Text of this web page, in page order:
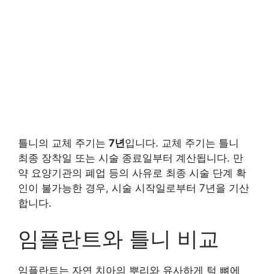
틀니의 교체 주기는 7년입니다. 교체 주기는 틀니
최종 장착일 또는 시술 종료일부터 계산됩니다. 만
약 요양기관의 폐업 등의 사유로 최종 시술 단계 확
인이 불가능한 경우, 시술 시작일로부터 7년을 기산
합니다.
임플란트와 틀니 비교
임플란트는 자연 치아의 뿌리와 유사하게 턱 뼈에